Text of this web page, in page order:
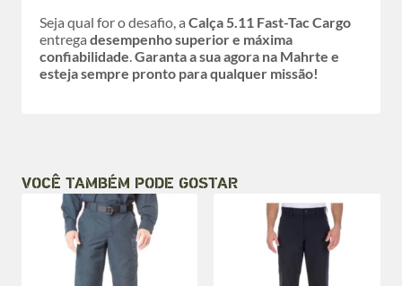
Seja qual for o desafio, a Calça 5.11 Fast-Tac Cargo
entrega desempenho superior e máxima
confiabilidade.Garanta a sua agora na Mahrte e
esteja sempre pronto para qualquer missão!
VOCÊ TAMBÉM PODE GOSTAR